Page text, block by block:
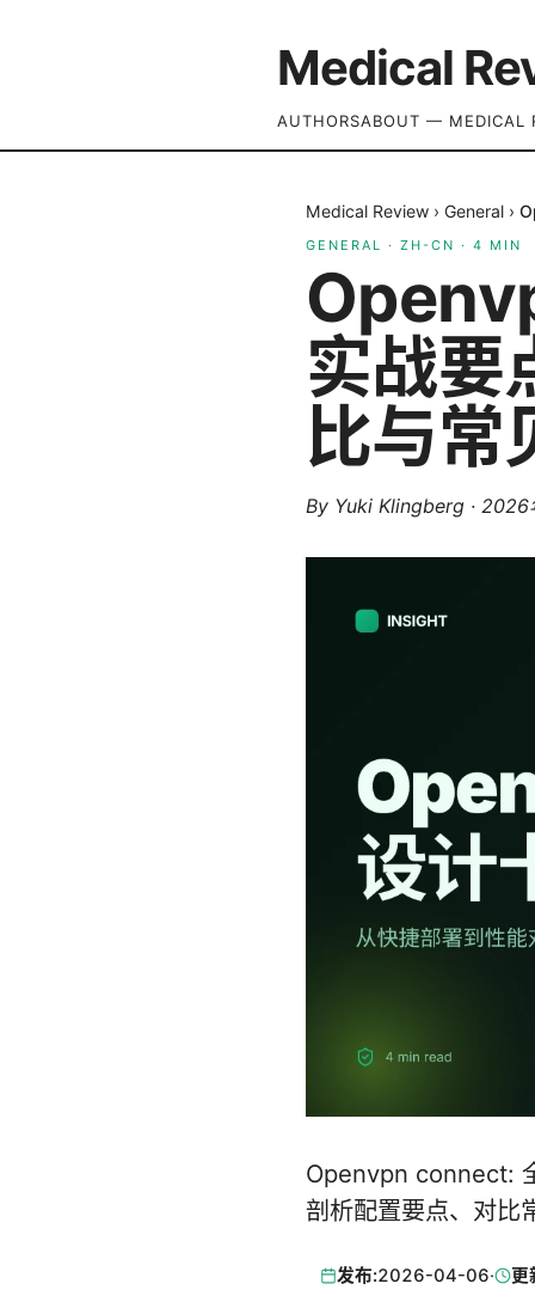
Medical
AUTHORSABOUT — MEDICAL
Medical Review › General ›
GENERAL · ZH-CN · 4 MIN
实战要
比与常
By Yuki Klingberg · 2026
Openvpn connect:
剖析配置要点、对比
发布:2026-04-06· 更